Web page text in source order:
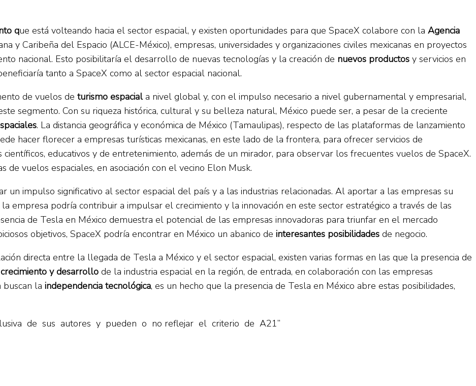
que está volteando hacia el sector espacial, y existen oportunidades para que SpaceX colabore con la Agencia
y Caribeña del Espacio (ALCE-México), empresas, universidades y organizaciones civiles mexicanas en proyectos
nacional. Esto posibilitaría el desarrollo de nuevas tecnologías y la creación de nuevos productos y servicios en
tanto a SpaceX como al sector espacial nacional.
de vuelos de turismo espaciala nivel global y, con el impulso necesario a nivel gubernamental y empresarial,
segmento. Con su riqueza histórica, cultural y su belleza natural, México puede ser, a pesar de la creciente
. La distancia geográfica y económica de México (Tamaulipas), respecto de las plataformas de lanzamiento
hacer florecer a empresas turísticas mexicanas, en este lado de la frontera, para ofrecer servicios de
científicos, educativos y de entretenimiento, además de un mirador, para observar los frecuentes vuelos de SpaceX.
vuelos espaciales, en asociación con el vecino Elon Musk.
un impulso significativo al sector espacial del país y a las industrias relacionadas. Al aportar a las empresas su
empresa podría contribuir a impulsar el crecimiento y la innovación en este sector estratégico a través de las
de Tesla en México demuestra el potencial de las empresas innovadoras para triunfar en el mercado
objetivos, SpaceX podría encontrar en México un abanico de interesantes posibilidades de negocio.
directa entre la llegada de Tesla a México y el sector espacial, existen varias formas en las que la presencia de
crecimiento y desarrollo de la industria espacial en la región, de entrada, en colaboración con las empresas
buscan la independencia tecnológica, es un hecho que la presencia de Tesla en México abre estas posibilidades,
de sus autores y pueden o no reflejar el criterio de A21”